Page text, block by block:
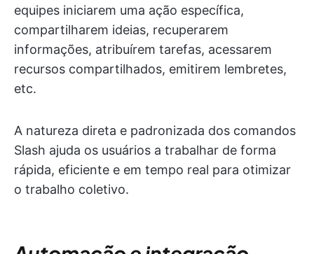
equipes iniciarem uma ação específica,
compartilharem ideias, recuperarem
informações, atribuírem tarefas, acessarem
recursos compartilhados, emitirem lembretes,
etc.
A natureza direta e padronizada dos comandos
Slash ajuda os usuários a trabalhar de forma
rápida, eficiente e em tempo real para otimizar
o trabalho coletivo.